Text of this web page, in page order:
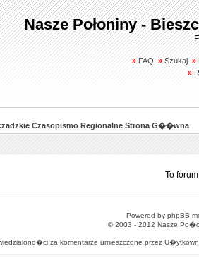
Nasze Połoniny -
» FAQ » Szukaj »
»
Czasopismo Regionalne Strona G��wna
To
Powered by phpBB
© 2003 - 2012 Nasze
za komentarze umieszczone przez